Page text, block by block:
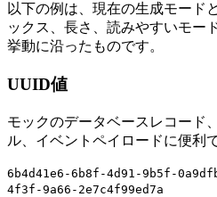
以下の例は、現在の生成モード
ックス、長さ、読みやすいモー
挙動に沿ったものです。
UUID値
モックのデータベースレコード
ル、イベントペイロードに便利で
6b4d41e6-6b8f-4d91-9b5f-
4f3f-9a66-2e7c4f99ed7a